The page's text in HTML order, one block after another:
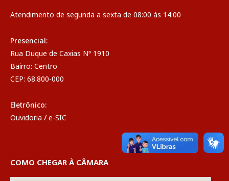
Atendimento de segunda a sexta de 08:00 às 14:00
Presencial:
Rua Duque de Caxias Nº 1910
Bairro: Centro
CEP: 68.800-000
Eletrônico:
Ouvidoria / e-SIC
COMO CHEGAR À CÂMARA